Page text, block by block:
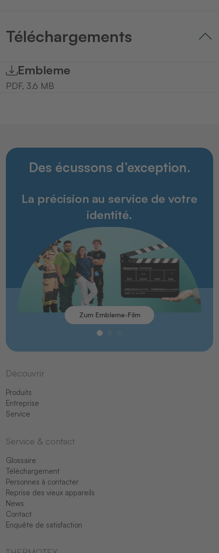
Téléchargements
Embleme
PDF, 3.6 MB
Des écussons d’exception.
La précision au service de votre
identité.
Zum Embleme-Film
Découvrir
Produits
Entreprise
Service
Service & contact
Glossaire
Téléchargement
Personnes à contacter
Reprise des vieux appareils
News
Contact
Enquête de satisfaction